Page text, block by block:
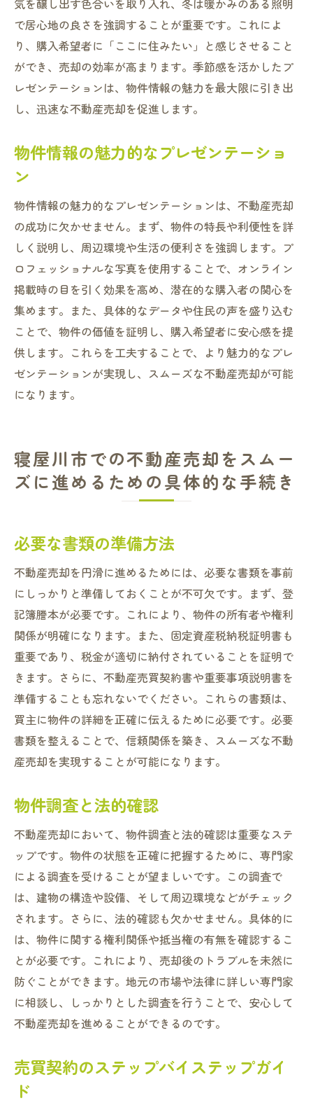
気を醸し出す色合いを取り入れ、冬は暖かみのある照明
で居心地の良さを強調することが重要です。これによ
り、購入希望者に「ここに住みたい」と感じさせること
ができ、売却の効率が高まります。季節感を活かしたプ
レゼンテーションは、物件情報の魅力を最大限に引き出
し、迅速な不動産売却を促進します。
物件情報の魅力的なプレゼンテーショ
ン
物件情報の魅力的なプレゼンテーションは、不動産売却
の成功に欠かせません。まず、物件の特長や利便性を詳
しく説明し、周辺環境や生活の便利さを強調します。プ
ロフェッショナルな写真を使用することで、オンライン
掲載時の目を引く効果を高め、潜在的な購入者の関心を
集めます。また、具体的なデータや住民の声を盛り込む
ことで、物件の価値を証明し、購入希望者に安心感を提
供します。これらを工夫することで、より魅力的なプレ
ゼンテーションが実現し、スムーズな不動産売却が可能
になります。
寝屋川市での不動産売却をスムー
ズに進めるための具体的な手続き
必要な書類の準備方法
不動産売却を円滑に進めるためには、必要な書類を事前
にしっかりと準備しておくことが不可欠です。まず、登
記簿謄本が必要です。これにより、物件の所有者や権利
関係が明確になります。また、固定資産税納税証明書も
重要であり、税金が適切に納付されていることを証明で
きます。さらに、不動産売買契約書や重要事項説明書を
準備することも忘れないでください。これらの書類は、
買主に物件の詳細を正確に伝えるために必要です。必要
書類を整えることで、信頼関係を築き、スムーズな不動
産売却を実現することが可能になります。
物件調査と法的確認
不動産売却において、物件調査と法的確認は重要なステ
ップです。物件の状態を正確に把握するために、専門家
による調査を受けることが望ましいです。この調査で
は、建物の構造や設備、そして周辺環境などがチェック
されます。さらに、法的確認も欠かせません。具体的に
は、物件に関する権利関係や抵当権の有無を確認するこ
とが必要です。これにより、売却後のトラブルを未然に
防ぐことができます。地元の市場や法律に詳しい専門家
に相談し、しっかりとした調査を行うことで、安心して
不動産売却を進めることができるのです。
売買契約のステップバイステップガイ
ド